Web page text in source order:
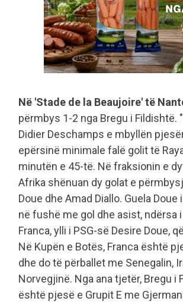
Në 'Stade de la Beaujoire' të
përmbys 1-2 nga Bregu i Fildishtë.
Didier Deschamps e mbyllën
epërsinë minimale falë golit të
minutën e 45-të. Në fraksionin e
Afrika shënuan dy golat e
Doue dhe Amad Diallo. Guela
në fushë me gol dhe asist, ndërsa
Franca, ylli i PSG-së Desire Doue,
Në Kupën e Botës, Franca është
dhe do të përballet me Senegalin,
Norvegjinë. Nga ana tjetër, Bregu i
është pjesë e Grupit E me